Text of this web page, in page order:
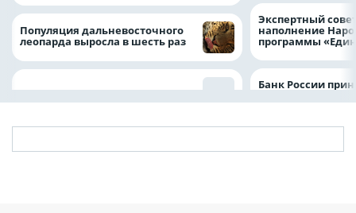
Популяция дальневосточного
леопарда выросла в шесть раз
Экспертный
наполнение
программы
Банк России